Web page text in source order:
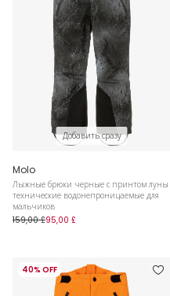
Добавить сразу
Molo
Лыжные брюки черные с принтом луны
технические водонепроницаемые для
мальчиков
159,00 £95,00 £
40% OFF